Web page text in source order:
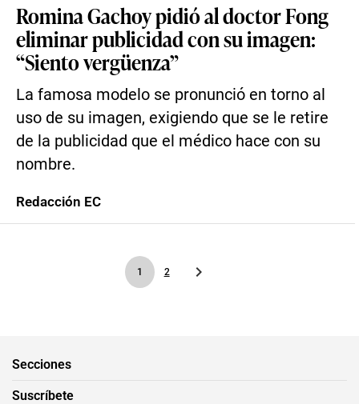
Romina Gachoy pidió al doctor Fong
eliminar publicidad con su imagen:
“Siento vergüenza”
La famosa modelo se pronunció en torno al
uso de su imagen, exigiendo que se le retire
de la publicidad que el médico hace con su
nombre.
Redacción EC
1 2
Secciones
Suscríbete